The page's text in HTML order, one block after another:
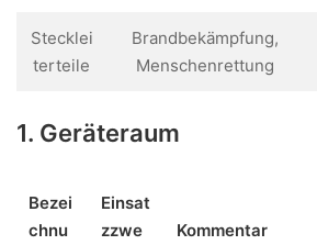
Stecklei
terteile
Brandbekämpfung,
Menschenrettung
1. Geräteraum
Bezei
chnu
Einsat
zzwe
Kommentar